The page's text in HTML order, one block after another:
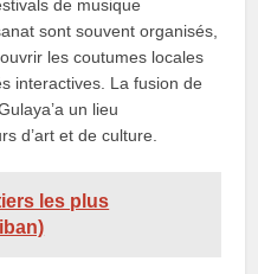
de musique
sont souvent organisés,
les coutumes locales
interactives. La fusion de
un lieu
d’art et de culture.
les plus